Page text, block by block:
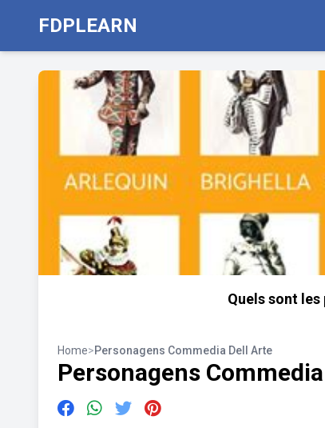
FDPLEARN
Quels sont
Home>Personagens Commedia Dell Arte
Personagens